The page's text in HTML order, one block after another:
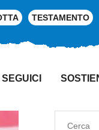
TESTAMENTO
SEGUICI